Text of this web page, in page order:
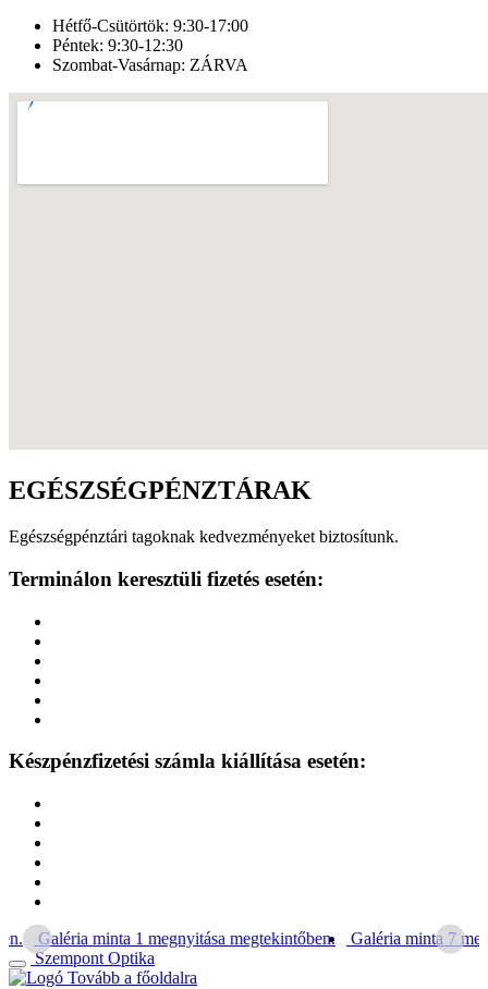
Hétfő-Csütörtök: 9:30-17:00
Péntek: 9:30-12:30
Szombat-Vasárnap: ZÁRVA
EGÉSZSÉGPÉNZTÁRAK
Egészségpénztári tagoknak kedvezményeket biztosítunk.
Terminálon keresztüli fizetés esetén:
Készpénzfizetési számla kiállítása esetén:
Galéria minta 1 megnyitása megtekintőben.
Galéria minta 7
Szempont Optika
Tovább a főoldalra